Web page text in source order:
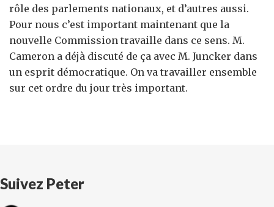
rôle des parlements nationaux, et d’autres aussi.
Pour nous c’est important maintenant que la
nouvelle Commission travaille dans ce sens. M.
Cameron a déjà discuté de ça avec M. Juncker dans
un esprit démocratique. On va travailler ensemble
sur cet ordre du jour très important.
Suivez Peter